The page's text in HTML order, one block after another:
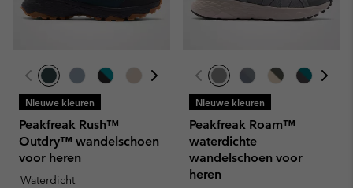
Nieuwe kleuren
Peakfreak Rush™
Outdry™ wandelschoen
voor heren
Waterdicht
Nieuwe kleuren
Peakfreak Roam™
waterdichte
wandelschoen voor
heren